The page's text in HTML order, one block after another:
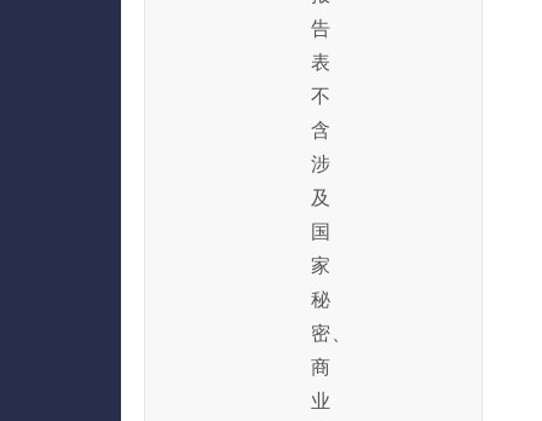
告
表
不
含
涉
及
国
家
秘
密、
商
业